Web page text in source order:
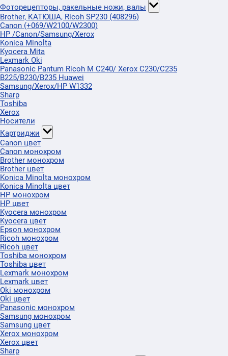
Фоторецепторы, ракельные ножи, валы
Brother, КАТЮША, Ricoh SP230 (408296)
Canon (+069/W2100/W2300)
HP /Canon/Samsung/Xerox
Konica Minolta
Kyocera Mita
Lexmark Oki
Panasonic Pantum Ricoh M C240/ Xerox C230/C235
B225/B230/B235 Huawei
Samsung/Xerox/HP W1332
Sharp
Toshiba
Xerox
Носители
Картриджи
Canon цвет
Canon монохром
Brother монохром
Brother цвет
Konica Minolta монохром
Konica Minolta цвет
HP монохром
HP цвет
Kyocera монохром
Kyocera цвет
Epson монохром
Ricoh монохром
Ricoh цвет
Toshiba монохром
Toshiba цвет
Lexmark монохром
Lexmark цвет
Oki монохром
Oki цвет
Panasonic монохром
Samsung монохром
Samsung цвет
Xerox монохром
Xerox цвет
Sharp